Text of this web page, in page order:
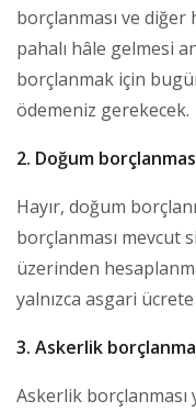
borçlanması ve diğer
pahalı hâle gelmesi
borçlanmak için
ödemeniz gerekecek.
2. Doğum
Hayır, doğum
borçlanması mevcut
üzerinden
yalnızca asgari
3. Askerlik
Askerlik borçlanması